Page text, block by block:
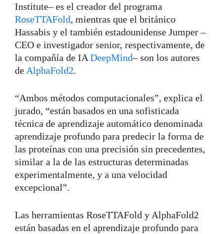
Institute– es el creador del programa
RoseTTAFold, mientras que el británico
Hassabis y el también estadounidense Jumper –
CEO e investigador senior, respectivamente, de
la compañía de IA DeepMind– son los autores
de AlphaFold2.
“Ambos métodos computacionales”, explica el
jurado, “están basados en una sofisticada
técnica de aprendizaje automático denominada
aprendizaje profundo para predecir la forma de
las proteínas con una precisión sin precedentes,
similar a la de las estructuras determinadas
experimentalmente, y a una velocidad
excepcional”.
Las herramientas RoseTTAFold y AlphaFold2
están basadas en el aprendizaje profundo para